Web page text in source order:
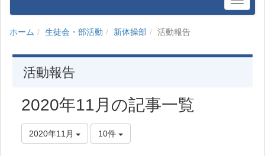
ホーム 生徒会・部活動 新体操部 活動報告
活動報告
2020年11月の記事一覧
2020年11月 10件